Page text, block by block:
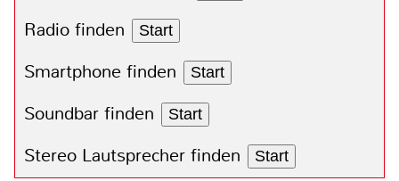
Radio finden Start
Smartphone finden Start
Soundbar finden Start
Stereo Lautsprecher finden Start